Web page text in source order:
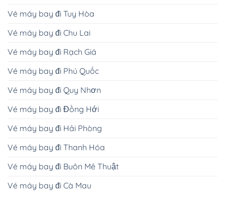
Vé máy bay đi Tuy Hòa
Vé máy bay đi Chu Lai
Vé máy bay đi Rạch Giá
Vé máy bay đi Phú Quốc
Vé máy bay đi Quy Nhơn
Vé máy bay đi Đồng Hới
Vé máy bay đi Hải Phòng
Vé máy bay đi Thanh Hóa
Vé máy bay đi Buôn Mê Thuật
Vé máy bay đi Cà Mau